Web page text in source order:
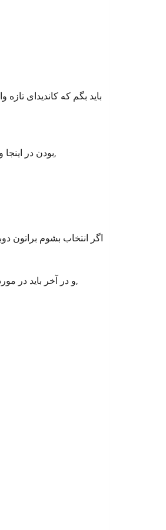
بودن در اینجا و بودن با شما آزگاردیایی ها و خدمت به شما باعث افتخار بنده است,
اگر انتخاب بشوم براتون
و در آخر باید در مورد وعده انتخاباتی باید بگم, آدم وعده ای نیستم, هر چی بگم, قول بدم,